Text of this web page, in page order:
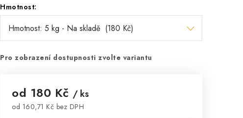
Hmotnost:
Pro zobrazení dostupnosti zvolte variantu
od 180 Kč / ks
od 160,71 Kč bez DPH